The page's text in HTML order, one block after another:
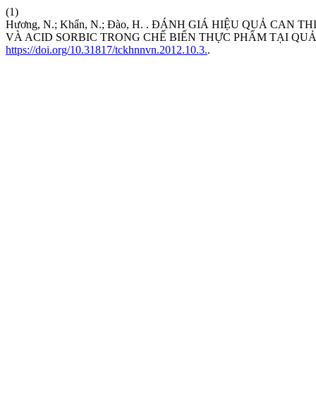
(1)
Hương, N.; Khẩn, N.; Đào, H. . ĐÁNH GIÁ HIỆU QUẢ CAN
VÀ ACID SORBIC TRONG CHẾ BIẾN THỰC PHẨM TẠI
https://doi.org/10.31817/tckhnnvn.2012.10.3..